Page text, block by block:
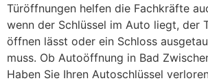
Türöffnungen helfen die Fachkräfte
wenn der Schlüssel im Auto liegt, der
öffnen lässt oder ein Schloss
muss. Ob Autoöffnung in Bad
Haben Sie Ihren Autoschlüssel